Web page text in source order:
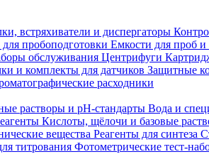
встряхиватели и диспергаторы
пробоподготовки Емкости для проб и
обслуживания Центрифуги
и комплекты для датчиков Защитные
расходники
растворы и pH-стандарты Вода и
Кислоты, щёлочи и базовые
вещества Реагенты для синтеза
титрования Фотометрические тест-